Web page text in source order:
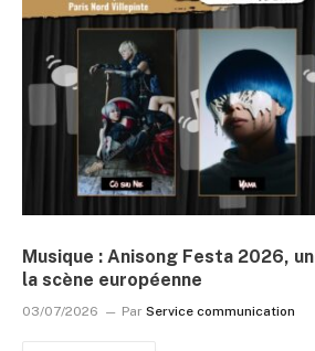
Musique : Anisong Festa 2026,
la scène européenne
03/07/2026 Par Service communication